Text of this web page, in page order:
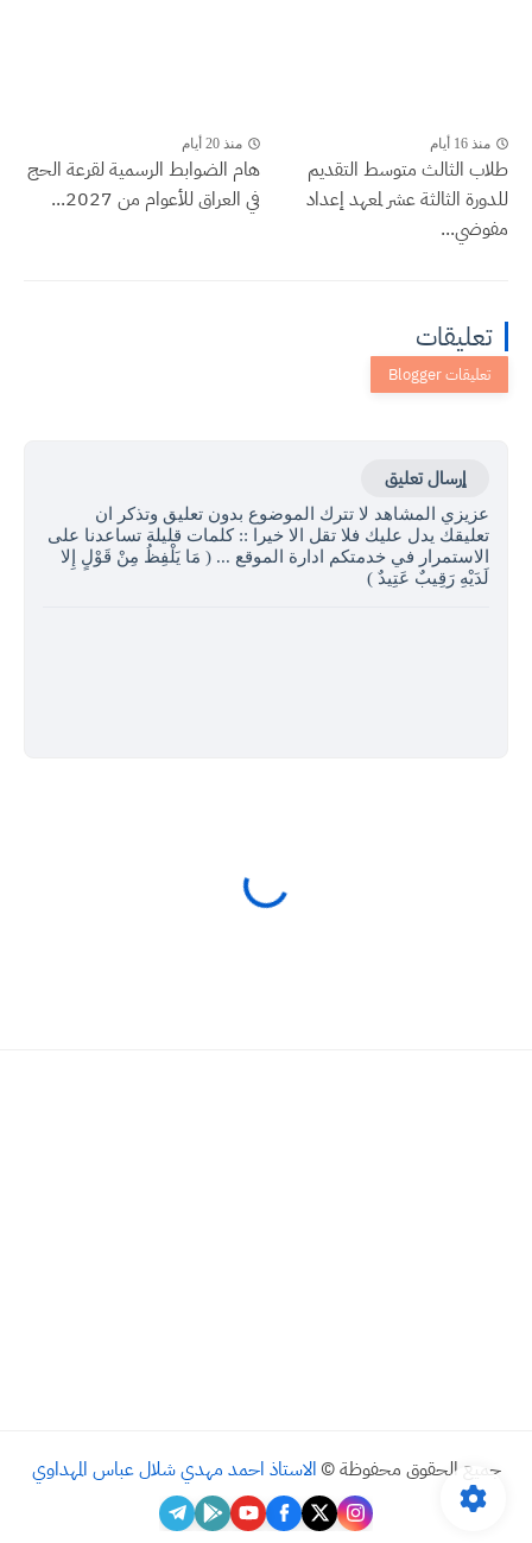
منذ 16 أيام
طلاب الثالث متوسط التقديم
للدورة الثالثة عشر لمعهد إعداد
مفوضي...
منذ 20 أيام
هام الضوابط الرسمية لقرعة الحج
في العراق للأعوام من 2027...
تعليقات
إرسال تعليق
عزيزي المشاهد لا تترك الموضوع بدون تعليق وتذكر ان
تعليقك يدل عليك فلا تقل الا خيرا :: كلمات قليلة تساعدنا على
الاستمرار في خدمتكم ادارة الموقع ... ( مَا يَلْفِظُ مِنْ قَوْلٍ إِلا
لَدَيْهِ رَقِيبٌ عَتِيدٌ )
جميع الحقوق محفوظة © الاستاذ احمد مهدي شلال عباس المهداوي